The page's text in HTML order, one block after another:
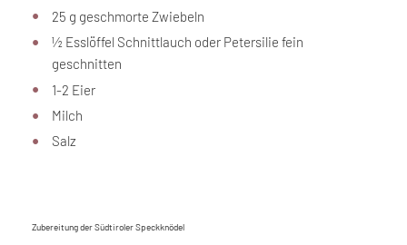
25 g geschmorte Zwiebeln
½ Esslöffel Schnittlauch oder Petersilie fein
geschnitten
1-2 Eier
Milch
Salz
Zubereitung der Südtiroler Speckknödel